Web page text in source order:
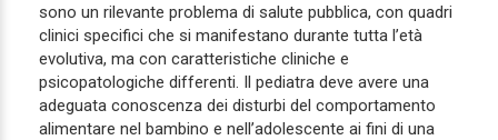
sono un rilevante problema di salute pubblica, con quadri
clinici specifici che si manifestano durante tutta l’età
evolutiva, ma con caratteristiche cliniche e
psicopatologiche differenti. Il pediatra deve avere una
adeguata conoscenza dei disturbi del comportamento
alimentare nel bambino e nell’adolescente ai fini di una